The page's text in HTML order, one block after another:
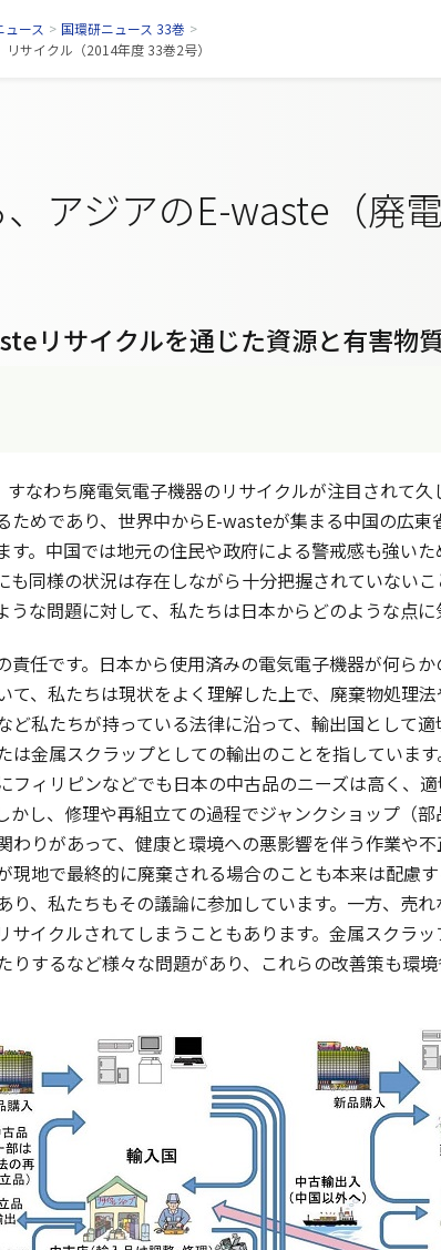
ース > 国環研ニュース 33巻 >
サイクル（2014年度 33巻2号）
アジアのE-waste（廃
リサイクルを通じた資源と有害物
なわち廃電気電子機器のリサイクルが注目されて
ためであり、世界中からE-wasteが集まる中国の広
す。中国では地元の住民や政府による警戒感も強い
も同様の状況は存在しながら十分把握されていない
な問題に対して、私たちは日本からどのような点に
任です。日本から使用済みの電気電子機器が何ら
て、私たちは現状をよく理解した上で、廃棄物処理
ど私たちが持っている法律に沿って、輸出国として
は金属スクラップとしての輸出のことを指していま
フィリピンなどでも日本の中古品のニーズは高く、
かし、修理や再組立ての過程でジャンクショップ（
わりがあって、健康と環境への悪影響を伴う作業や
現地で最終的に廃棄される場合のことも本来は配慮
り、私たちもその議論に参加しています。一方、売
サイクルされてしまうこともあります。金属スクラ
するなど様々な問題があり、これらの改善策も環境